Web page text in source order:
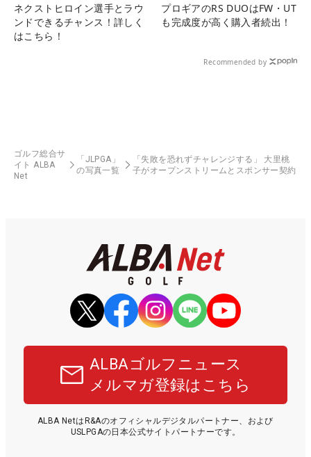
ネクストヒロイン選手とラウ
ンドできるチャンス！詳しく
はこちら！
プロギアのRS DUOはFW・UT
も完成度が高く購入者続出！
Recommended by
ゴルフ総合サ
イト ALBA
Net
「JLPGA」
の写真一覧
「失敗を恐れずチャレンジする」 大里桃
子がオープンストリームとスポンサー契約
ALBAゴルフニュース
メルマガ登録はこちら
ALBA NetはR&Aのオフィシャルデジタルパートナー、および
USLPGAの日本公式サイトパートナーです。